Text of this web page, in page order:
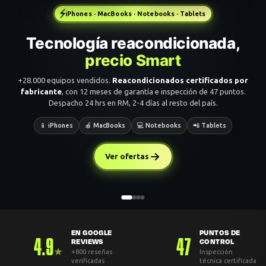
⚡iPhones · MacBooks · Notebooks · Tablets
Tecnología reacondicionada,
precio Smart
+28.000 equipos vendidos. Reacondicionados certificados por
fabricante, con 12 meses de garantía e inspección de 47 puntos.
Despacho 24 hrs en RM, 2-4 días al resto del país.
📱 iPhones 🍎 MacBooks 💻 Notebooks 📲 Tablets
Ver ofertas
4.9★
EN GOOGLE
REVIEWS
+800 reseñas
verificadas
47
PUNTOS DE
CONTROL
Inspección
técnica certificada